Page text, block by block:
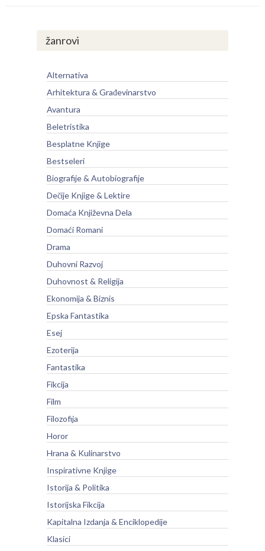
žanrovi
Alternativa
Arhitektura & Građevinarstvo
Avantura
Beletristika
Besplatne Knjige
Bestseleri
Biografije & Autobiografije
Dečije Knjige & Lektire
Domaća Književna Dela
Domaći Romani
Drama
Duhovni Razvoj
Duhovnost & Religija
Ekonomija & Biznis
Epska Fantastika
Esej
Ezoterija
Fantastika
Fikcija
Film
Filozofija
Horor
Hrana & Kulinarstvo
Inspirativne Knjige
Istorija & Politika
Istorijska Fikcija
Kapitalna Izdanja & Enciklopedije
Klasici